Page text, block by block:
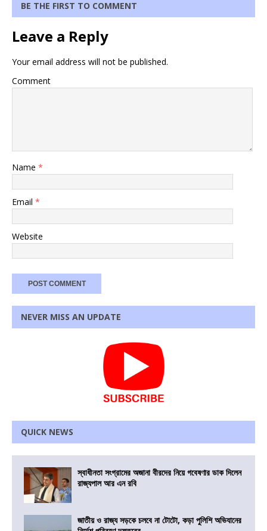
BE THE FIRST TO COMMENT
Leave a Reply
Your email address will not be published.
Comment
Name *
Email *
Website
NEVER MISS AN UPDATE
QUICK NEWS
স্বাধীনতা সংগ্রামের অজানা বীরদের নিয়ে গবেষণার ডাক দিলেন
রাজ্যপাল আর এন রবি
জাতীয় ও রাজ্য সড়কে চলবে না টোটো, কড়া পুলিশি অভিযানের